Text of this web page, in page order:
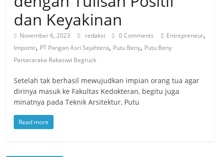
dan Keyakinan
November 6, 2023 redaksi 0 Comments Entrepreneur,
Importir, PT Pangan Asri Sejahtera, Putu Beny, Putu Beny
Partacaraka Rakasiwi Begruck
Setelah tak berhasil mewujudkan impian orang tua agar
dirinya masuk ke Fakultas Kedokteran, begitu juga
minatnya pada Teknik Arsitektur, Putu
Read more